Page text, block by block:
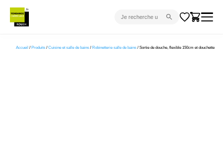
Accueil / Produits / Cuisine et salle de bains / Robinetterie salle de bains / Sortie de douche, flexible 150cm et douchette